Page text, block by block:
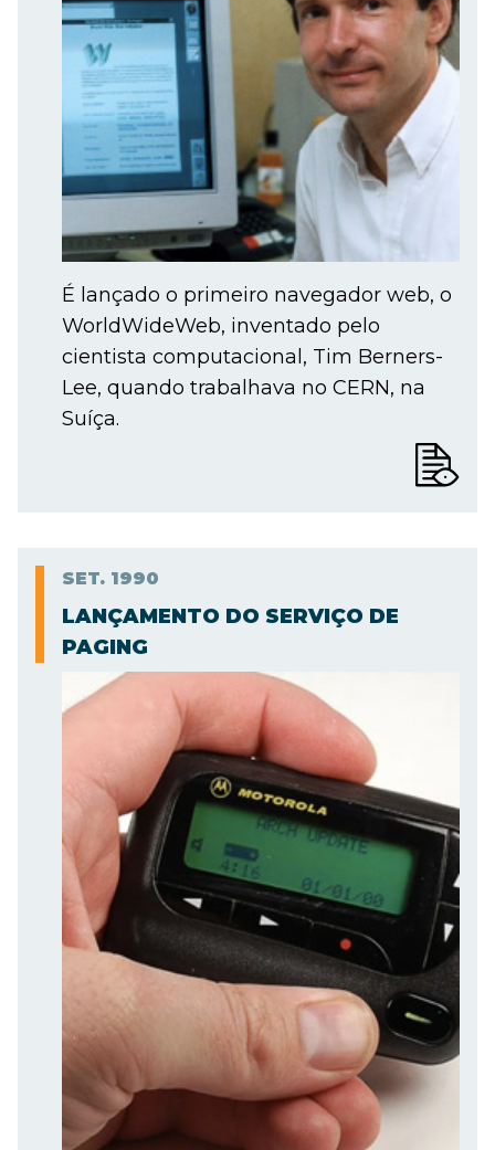
É lançado o primeiro navegador web, o
WorldWideWeb, inventado pelo
cientista computacional, Tim Berners-
Lee, quando trabalhava no CERN, na
Suíça.
SET. 1990
LANÇAMENTO DO SERVIÇO DE
PAGING